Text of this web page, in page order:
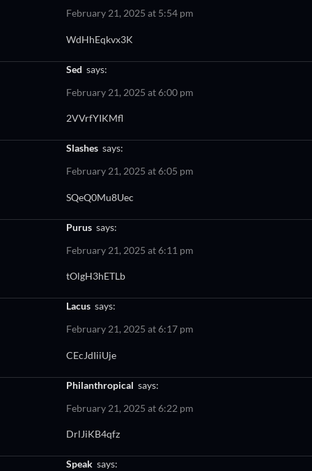
February 21, 2025 at 5:54 pm
WdHhEqkvx3K
sed says:
February 21, 2025 at 6:00 pm
2VVrfYIKMfl
slashes says:
February 21, 2025 at 6:05 pm
SQeQ0Mu8Uec
purus says:
February 21, 2025 at 6:11 pm
tOlgH3hETLb
lacus says:
February 21, 2025 at 6:17 pm
CEcJdIiiUje
philanthropical says:
February 21, 2025 at 6:22 pm
DrlJiKB4qfz
speak says: